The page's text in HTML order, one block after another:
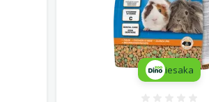
iesaka